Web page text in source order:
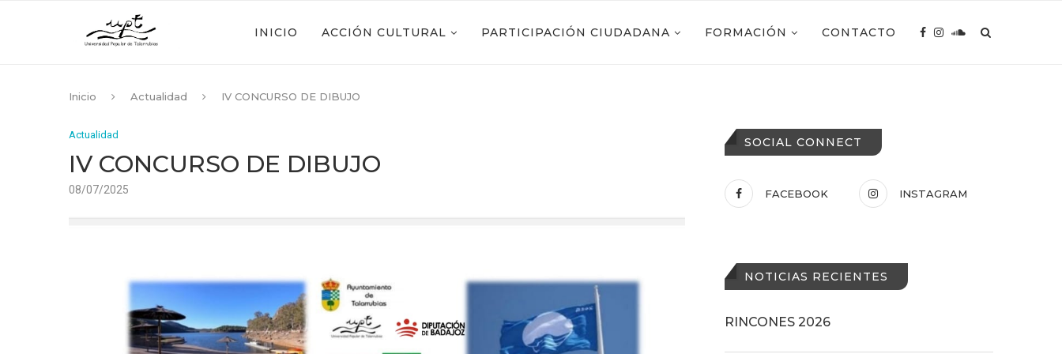
INICIO ACCIÓN CULTURAL PARTICIPACIÓN CIUDADANA FORMACIÓN CONTACTO
Inicio Actualidad IV CONCURSO DE DIBUJO
Actualidad
IV CONCURSO DE DIBUJO
08/07/2025
SOCIAL CONNECT
FACEBOOK INSTAGRAM
NOTICIAS RECIENTES
RINCONES 2026